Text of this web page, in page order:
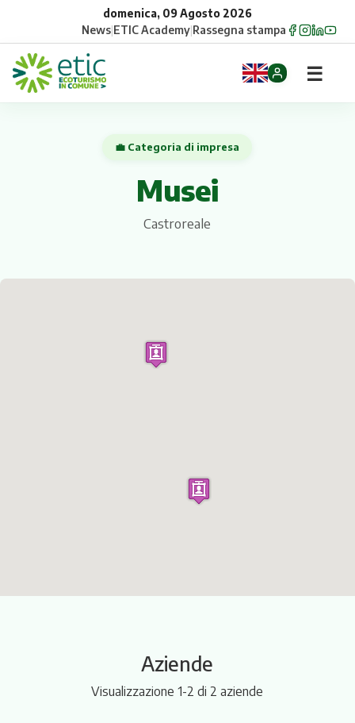
domenica, 09 Agosto 2026
News|ETIC Academy|Rassegna stampa
Gruppi
☰
💼 Categoria di impresa
Musei
Castroreale
Aziende
Visualizzazione 1-2 di 2 aziende